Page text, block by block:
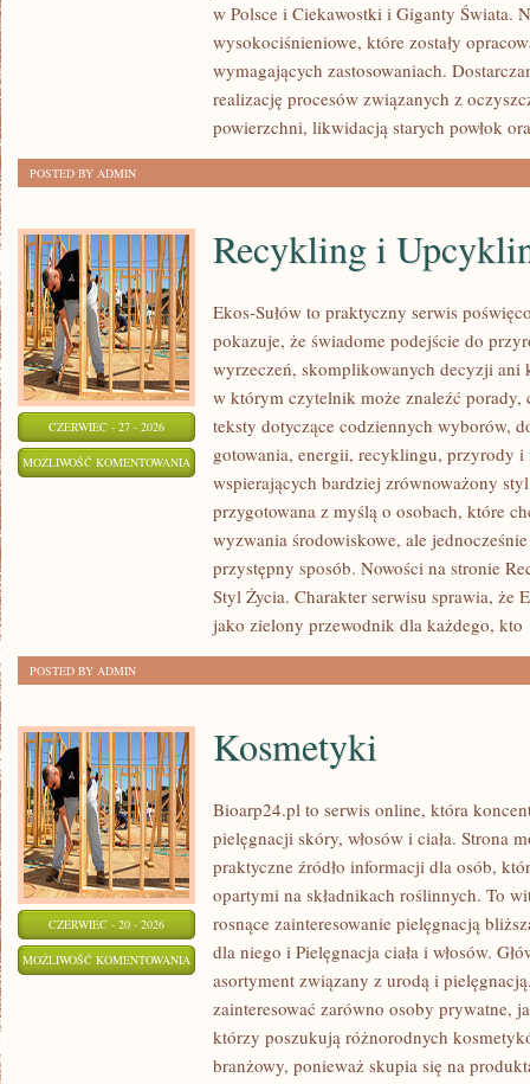
w Polsce i Ciekawostki i Giganty Świata.
wysokociśnieniowe, które zostały
wymagających zastosowaniach.
realizację procesów związanych z
powierzchni, likwidacją starych powłok
POSTED BY ADMIN
CZERWIEC - 27 - 2026
MOŻLIWOŚĆ KOMENTOWANIA RECYKLING
UPCYKLING
Recykling i
Ekos-Sułów to praktyczny serwis
pokazuje, że świadome podejście do
wyrzeczeń, skomplikowanych decyzji ani
w którym czytelnik może znaleźć porady,
teksty dotyczące codziennych wyborów,
gotowania, energii, recyklingu, przyrody i
wspierających bardziej zrównoważony styl
przygotowana z myślą o osobach, które
wyzwania środowiskowe, ale
przystępny sposób. Nowości na stronie
Styl Życia. Charakter serwisu sprawia, że
jako zielony przewodnik dla każdego, kto
POSTED BY ADMIN
CZERWIEC - 20 - 2026
MOŻLIWOŚĆ KOMENTOWANIA KOSMETYKI
Kosmetyki
Bioarp24.pl to serwis online, która
pielęgnacji skóry, włosów i ciała. Strona
praktyczne źródło informacji dla osób,
opartymi na składnikach roślinnych. To
rosnące zainteresowanie pielęgnacją
dla niego i Pielęgnacja ciała i włosów.
asortyment związany z urodą i
zainteresować zarówno osoby prywatne,
którzy poszukują różnorodnych
branżowy, ponieważ skupia się na